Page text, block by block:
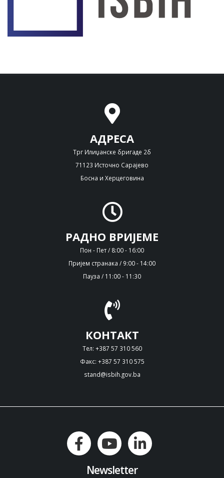
АДРЕСА
Трг Илиџанске бригаде 2б
71123 Источно Сарајево
Босна и Херцеговина
РАДНО ВРИЈЕМЕ
Пон - Пет / 8:00 - 16:00
Пријем странака / 9:00 - 14:00
Пауза / 11:00 - 11:30
КОНТАКТ
Тел: +387 57 310 560
Факс: +387 57 310 575
stand@isbih.gov.ba
Newsletter